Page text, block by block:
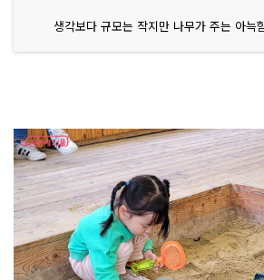
생각보다 규모는 작지만 나무가 주는 아늑